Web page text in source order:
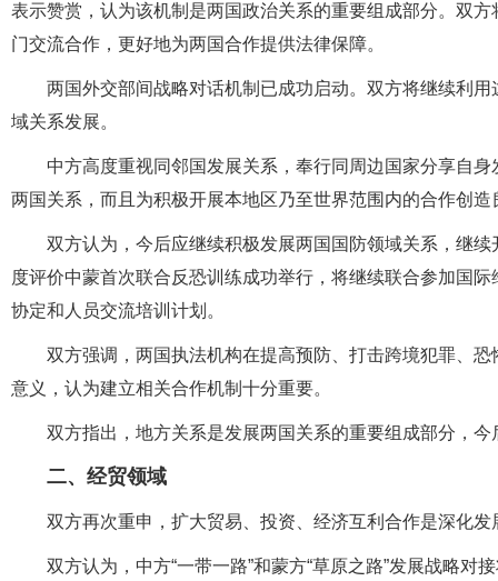
表示赞赏，认为该机制是两国政治关系的重要组成部分。双
门交流合作，更好地为两国合作提供法律保障。
两国外交部间战略对话机制已成功启动。双方将继续利
域关系发展。
中方高度重视同邻国发展关系，奉行同周边国家分享自
两国关系，而且为积极开展本地区乃至世界范围内的合作创造
双方认为，今后应继续积极发展两国国防领域关系，继
度评价中蒙首次联合反恐训练成功举行，将继续联合参加国
协定和人员交流培训计划。
双方强调，两国执法机构在提高预防、打击跨境犯罪、
意义，认为建立相关合作机制十分重要。
双方指出，地方关系是发展两国关系的重要组成部分，
二、经贸领域
双方再次重申，扩大贸易、投资、经济互利合作是深化
双方认为，中方“一带一路”和蒙方“草原之路”发展战略